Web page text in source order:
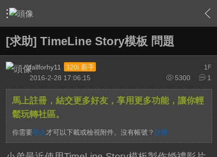
› 影片創作區 › 剪接軟硬體討論區 › After Effects › 內容
[求助] TimeLine Story模板 問題
1 F
fallforhy11
320i 新手
5300
1
2016-2-28 17:06:15
馬上註冊，結交更多好友，享用更多功能，讓你輕
鬆玩轉社區。
你需要登入 才可以下載或檢視附件。沒有帳號？ 註冊